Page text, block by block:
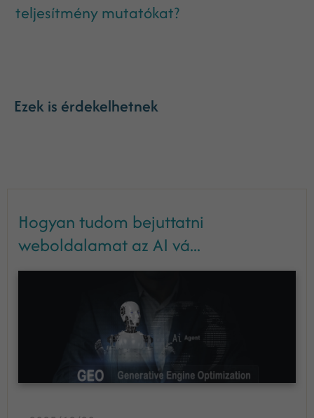
teljesítmény mutatókat?
Ezek is érdekelhetnek
Hogyan tudom bejuttatni
weboldalamat az AI vá...